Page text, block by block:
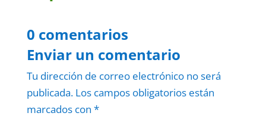
0 comentarios
Enviar un comentario
Tu dirección de correo electrónico no será
publicada. Los campos obligatorios están
marcados con *